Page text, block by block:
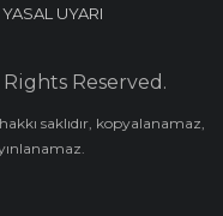
YASAL UYARI
Reserved.
saklıdır, kopyalanamaz,